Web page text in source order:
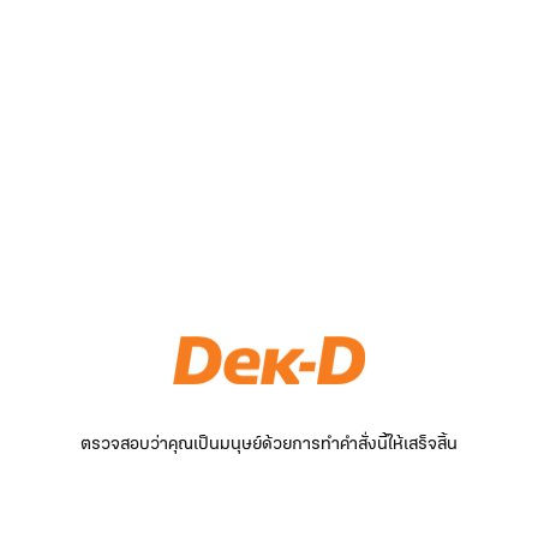
ตรวจสอบว่าคุณเป็นมนุษย์ด้วยการทำคำสั่งนี้ให้เสร็จสิ้น